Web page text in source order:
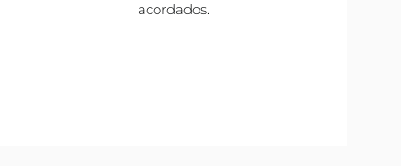
acordados.